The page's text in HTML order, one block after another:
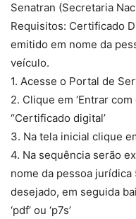
Senatran (Secretaria
Requisitos: Certificado
emitido em nome da
veículo.
1. Acesse o Portal de
2. Clique em ‘Entrar
“Certificado digital’
3. Na tela inicial clique
4. Na sequência serão
nome da pessoa
desejado, em seguida
‘pdf’ ou ‘p7s’